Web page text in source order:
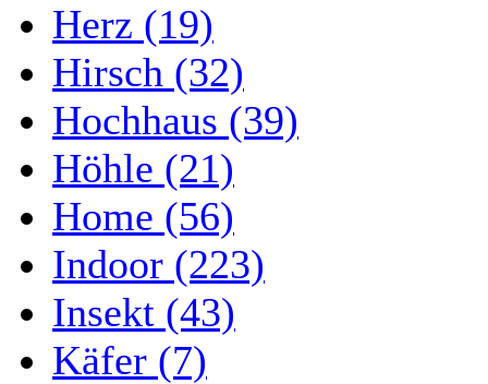
Herz (19)
Hirsch (32)
Hochhaus (39)
Höhle (21)
Home (56)
Indoor (223)
Insekt (43)
Käfer (7)